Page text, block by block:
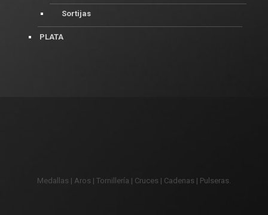
Sortijas
PLATA
Medallas | Aros | Tornillería | Cruces | Cadenas | Pulseras.